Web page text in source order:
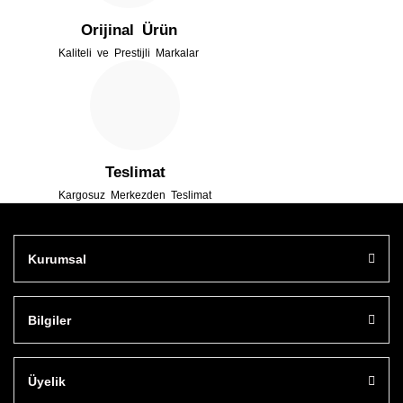
Orijinal Ürün
Kaliteli ve Prestijli Markalar
Teslimat
Kargosuz Merkezden Teslimat
Kurumsal
Bilgiler
Üyelik